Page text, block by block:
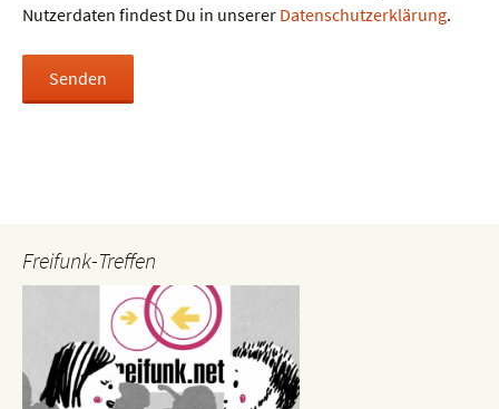
Nutzerdaten findest Du in unserer Datenschutzerklärung.
Freifunk-Treffen